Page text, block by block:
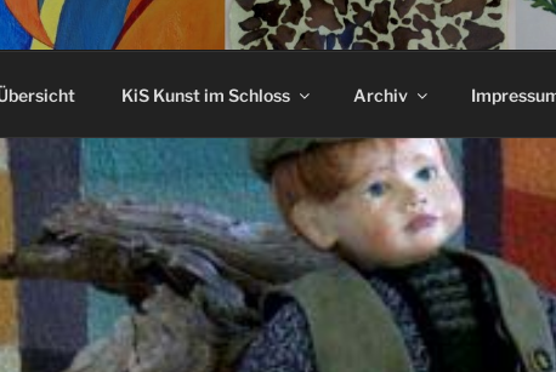
KiS Kunst im Schloss Archiv